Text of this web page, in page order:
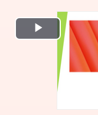
Play
Video